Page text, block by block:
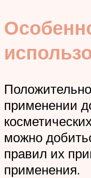
применении
можно
правил их
применения.